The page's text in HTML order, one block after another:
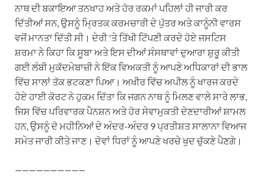
ਨਾਥ ਦੀ ਬਕਾਇਆ ਤਨਖਾਹ ਅਤੇ ਹੋਰ ਰਕਮਾਂ ਪਹਿਲਾਂ ਹੀ ਜਾਰੀ ਕਰ
ਦਿੱਤੀਆਂ ਸਨ, ਉਸਨੂੰ ਮ੍ਰਿਤਕ ਕਰਮਚਾਰੀ ਦੇ ਪੁੱਤਰ ਅਤੇ ਕਾਨੂੰਨੀ ਵਾਰਸ
ਵਜੋਂ ਮਾਨਤਾ ਦਿੱਤੀ ਸੀ। ਦੇਰੀ 'ਤੇ ਤਿੱਖੀ ਟਿੱਪਣੀ ਕਰਦੇ ਹੋਏ ਜਸਟਿਸ
ਸ਼ਰਮਾ ਨੇ ਕਿਹਾ ਕਿ ਸੂਬਾ ਅਤੇ ਇਸ ਦੀਆਂ ਸੰਸਥਾਵਾਂ ਦੁਆਰਾ ਸ਼ੁਰੂ ਕੀਤੀ
ਗਈ ਲੰਬੀ ਮੁਕੱਦਮੇਬਾਜ਼ੀ ਨੇ ਇੱਕ ਵਿਅਕਤੀ ਨੂੰ ਆਪਣੇ ਅਧਿਕਾਰਾਂ ਦੀ ਭਾਲ
ਵਿੱਚ ਸਾਲਾਂ ਤੱਕ ਭਟਕਣਾ ਪਿਆ। ਅਖੀਰ ਵਿੱਚ ਅਪੀਲ ਨੂੰ ਖਾਰਜ ਕਰਦੇ
ਹੋਏ ਹਾਈ ਕੋਰਟ ਨੇ ਹੁਕਮ ਦਿੱਤਾ ਕਿ ਜਗਨ ਨਾਥ ਨੂੰ ਮਿਲਣ ਵਾਲੇ ਸਾਰੇ ਲਾਭ,
ਜਿਸ ਵਿੱਚ ਪਰਿਵਾਰਕ ਪੈਨਸ਼ਨ ਅਤੇ ਹੋਰ ਸੇਵਾਮੁਕਤੀ ਦੇਣਦਾਰੀਆਂ ਸ਼ਾਮਲ
ਹਨ, ਉਸਨੂੰ ਦੋ ਮਹੀਨਿਆਂ ਦੇ ਅੰਦਰ-ਅੰਦਰ 9 ਪ੍ਰਤੀਸ਼ਤ ਸਾਲਾਨਾ ਵਿਆਜ
ਸਮੇਤ ਜਾਰੀ ਕੀਤੇ ਜਾਣ। ਦੋਵਾਂ ਧਿਰਾਂ ਨੂੰ ਆਪਣੇ ਖਰਚੇ ਖੁਦ ਚੁੱਕਣੇ ਪੈਣਗੇ।
——————————